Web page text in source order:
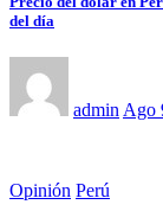
del día
admin Ago
Opinión Perú